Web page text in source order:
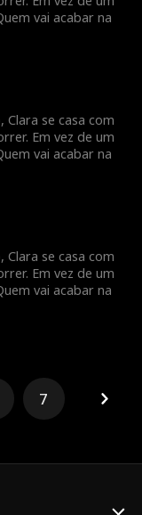
vai acabar na
Clara se casa com
Em vez de um
vai acabar na
Clara se casa com
Em vez de um
vai acabar na
7